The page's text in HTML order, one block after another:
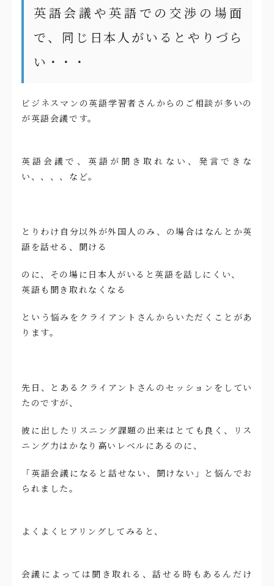
英語会議や英語での交渉の場面
で、同じ日本人がいるとやりづら
い・・・
ビジネスマンの英語学習者さんからのご相談が多いの
が英語会議です。
英語会議で、英語が聞き取れない、発言できな
い、、、、など。
とりわけ自分以外が外国人のみ、の場合はなんとか英
語を話せる、聞ける
のに、その場に日本人がいると英語を話しにくい、
英語も聞き取れなくなる
という悩みをクライアントさんからいただくことがあ
ります。
先日、とあるクライアントさんのセッションをしてい
たのですが、
彼に出したリスニング課題の出来はとても良く、リス
ニング力はかなり高いレベルにあるのに、
「英語会議になると話せない、聞けない」と悩んでお
られました。
よくよくヒアリングしてみると、
会議によっては聞き取れる、話せる時もあるんだけ